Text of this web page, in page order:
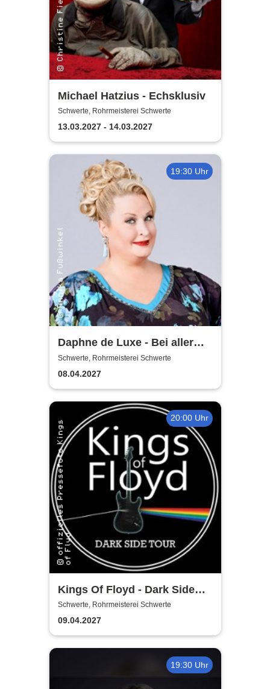
Michael Hatzius - Echsklusiv
Schwerte, Rohrmeisterei Schwerte
13.03.2027 - 14.03.2027
19:30 Uhr
Daphne de Luxe - Bei aller
Liebe
Schwerte, Rohrmeisterei Schwerte
08.04.2027
20:00 Uhr
Kings Of Floyd - Dark Side
Tour
Schwerte, Rohrmeisterei Schwerte
09.04.2027
19:30 Uhr